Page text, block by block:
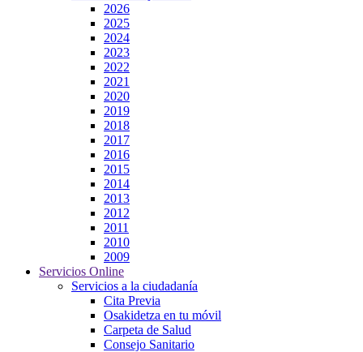
2026
2025
2024
2023
2022
2021
2020
2019
2018
2017
2016
2015
2014
2013
2012
2011
2010
2009
Servicios Online
Servicios a la ciudadanía
Cita Previa
Osakidetza en tu móvil
Carpeta de Salud
Consejo Sanitario